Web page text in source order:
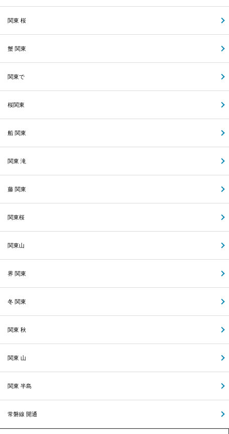
関東 桜
蟹 関東
関東で
桜関東
船 関東
関東 滝
藤 関東
関東桜
関東山
界 関東
冬 関東
関東 秋
関東 山
関東 半島
常磐線 開通